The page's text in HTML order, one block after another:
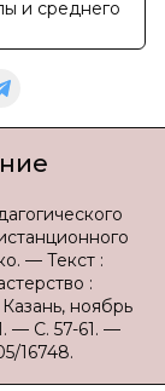
и среднего
— Текст :
:
ноябрь
— С. 57-61. —
16748.